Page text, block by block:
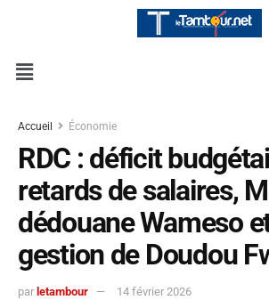
Accueil Économie
RDC : déficit
retards de salaires,
dédouane Wameso
gestion de Doudou
par letambour 14 février 2026